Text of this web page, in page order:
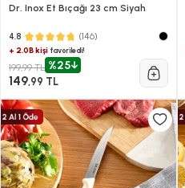
Dr. Inox Et Bıçağı 23 cm Siyah
4.8 (146)
+ 2.0B kişi favoriledi!
199,99 TL %25
149,99 TL